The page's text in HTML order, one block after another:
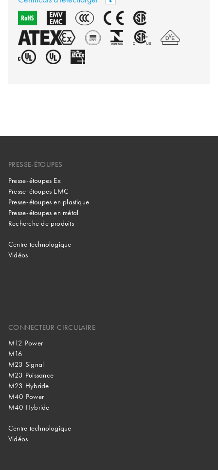
PRESSE-ÉTOUPES
Presse-étoupes Ex
Presse-étoupes EMC
Presse-étoupes en plastique
Presse-étoupes en métal
Recherche de produits
Centre technologique
Vidéos
CONNECTEUR CIRCULAIRE
M12 Power
M16
M23 Signal
M23 Puissance
M23 Hybride
M40 Power
M40 Hybride
Centre technologique
Vidéos